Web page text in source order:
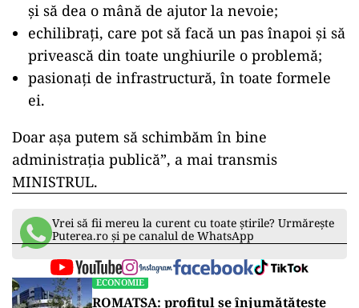
şi să dea o mână de ajutor la nevoie;
echilibraţi, care pot să facă un pas înapoi şi să
privească din toate unghiurile o problemă;
pasionaţi de infrastructură, în toate formele
ei.
Doar aşa putem să schimbăm în bine
administraţia publică”, a mai transmis
MINISTRUL.
Vrei să fii mereu la curent cu toate știrile? Urmărește
Puterea.ro și pe canalul de WhatsApp
ECONOMIE
ROMATSA: profitul se înjumătățește